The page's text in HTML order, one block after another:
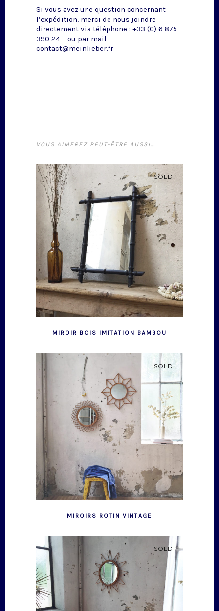
Si vous avez une question concernant
l’expédition, merci de nous joindre
directement via téléphone : +33 (0) 6 875
390 24 – ou par mail :
contact@meinlieber.fr
VOUS AIMEREZ PEUT-ÊTRE AUSSI…
SOLD
MIROIR BOIS IMITATION BAMBOU
SOLD
MIROIRS ROTIN VINTAGE
SOLD